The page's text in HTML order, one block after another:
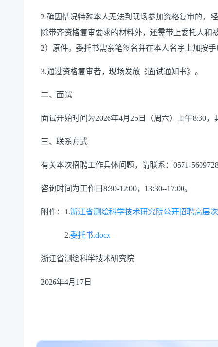
2.确因情况特殊本人无法到现场参加资格复审的，
除带齐资格复审要求的材料外，还需带上委托人和
2）原件。委托书需亲笔签名并在本人名字上加按手
3.通过资格复审者，现场发放《面试通知书》。
二、面试
面试开始时间为2026年4月25日（周六）上午8:30
三、联系方式
有关本次招聘工作具体问题，请联系：0571-
咨询时间为工作日8:30-12:00，13:30--17:00。
附件：1.浙江省测绘科学技术研究院公开招聘高层
2.委托书.docx
浙江省测绘科学技术研究院
2026年4月17日